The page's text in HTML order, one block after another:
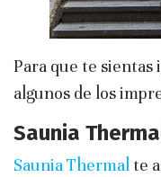
Para que te sientas
algunos de los
Saunia
Saunia Thermal te